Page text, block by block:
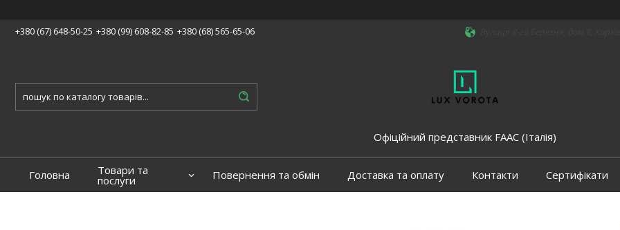
+380 (67) 648-50-25 +380 (99) 608-82-85 +380 (68) 565-65-06
Офіційний представник FAAC (Італія)
Головна Товари та
послуги Повернення та обмін Доставка та оплату Контакти Сертифікати